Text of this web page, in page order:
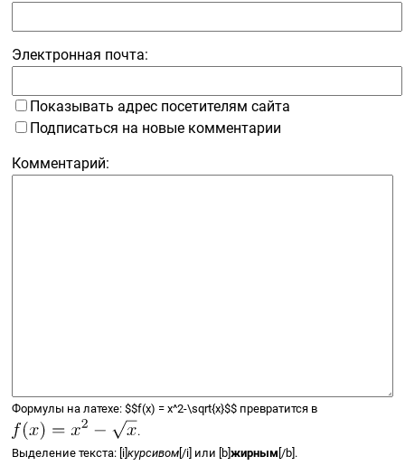
Электронная почта:
Показывать адрес посетителям сайта
Подписаться на новые комментарии
Комментарий:
Формулы на латехе:$$f(x) =x^2-\sqrt{x}$$ превратится в
.
Выделение текста: [i]курсивом [/i] или [b]жирным [/b].